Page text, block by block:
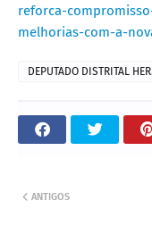
reforca-
melhorias-com-a-
DEPUTADO DISTRITAL
ANTIGOS